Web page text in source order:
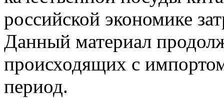
российской экономике
Данный материал
происходящих с
период.